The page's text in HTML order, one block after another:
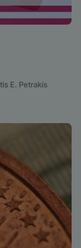
E. Petrakis